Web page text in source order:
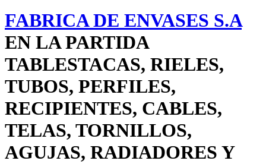
FABRICA DE ENVASES S.A
EN LA PARTIDA
TABLESTACAS, RIELES,
TUBOS, PERFILES,
RECIPIENTES, CABLES,
TELAS, TORNILLOS,
AGUJAS, RADIADORES Y